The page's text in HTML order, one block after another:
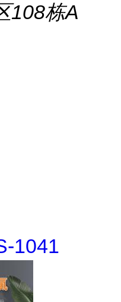
108栋A
1041